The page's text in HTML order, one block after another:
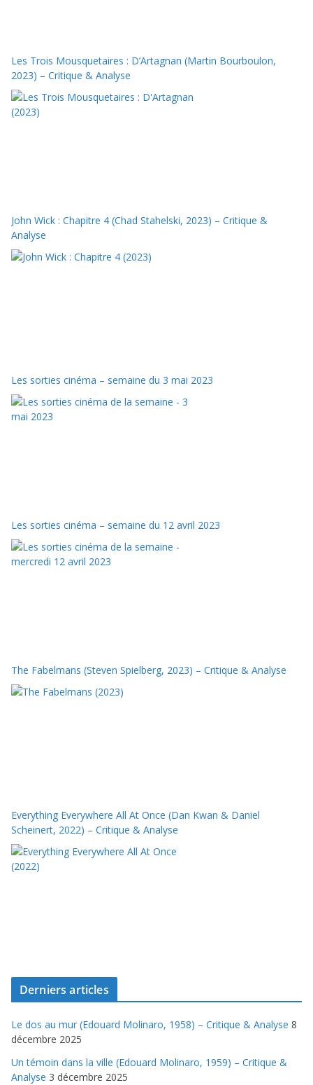
Les Trois Mousquetaires : D’Artagnan (Martin Bourboulon,
2023) – Critique & Analyse
John Wick : Chapitre 4 (Chad Stahelski, 2023) – Critique &
Analyse
Les sorties cinéma – semaine du 3 mai 2023
Les sorties cinéma – semaine du 12 avril 2023
The Fabelmans (Steven Spielberg, 2023) – Critique & Analyse
Everything Everywhere All At Once (Dan Kwan & Daniel
Scheinert, 2022) – Critique & Analyse
Derniers articles
Le dos au mur (Edouard Molinaro, 1958) – Critique & Analyse 8
décembre 2025
Un témoin dans la ville (Edouard Molinaro, 1959) – Critique &
Analyse 3 décembre 2025